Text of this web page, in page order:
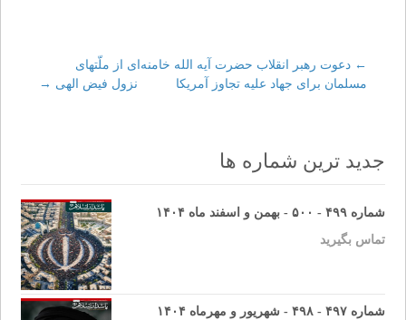
Post
← دعوت رهبر انقلاب حضرت آیه الله خامنه‌ای از ملّتهای
مسلمان برای جهاد علیه تجاوز آمریکا
نزول فیض الهی →
جدید ترین شماره ها
شماره ۴۹۹ - ۵۰۰ - بهمن و اسفند ماه ۱۴۰۴
تماس بگیرید
شماره ۴۹۷ - ۴۹۸ - شهریور و مهرماه ۱۴۰۴